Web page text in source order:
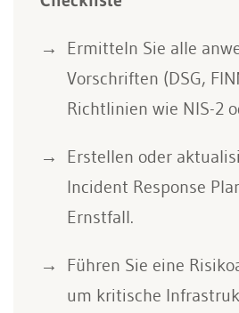
Ermitteln Sie alle
Vorschriften (DSG,
Richtlinien wie NIS-2
Erstellen oder
Incident Response
Ernstfall.
Führen Sie eine
um kritische